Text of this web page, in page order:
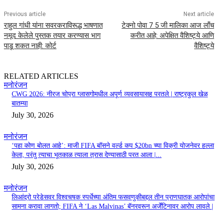
Previous article
राहुल गांधी यांना सवरकराविरूद्ध भाषणात
नमूद केलेले पुस्तक तयार करण्यास भाग
पाडू शकत नाही: कोर्ट
Next article
टेक्नो पोवा 7 5 जी मालिका आज लाँच
करीत आहे: अपेक्षित वैशिष्ट्ये आणि
वैशिष्ट्ये
RELATED ARTICLES
मनोरंजन
CWG 2026: नीरज चोप्रा ग्लासगोमधील अपूर्ण व्यवसायासह परतले | राष्ट्रकुल खेळ
बातम्या
July 30, 2026
मनोरंजन
‘पहा कोण बोलत आहे’: माजी FIFA बॉसने वर्ल्ड कप $20bn च्या विक्री योजनेवर हल्ला
केला, परंतु त्याचा भूतकाळ त्याला त्रास देण्यासाठी परत आला |...
July 30, 2026
मनोरंजन
लिआंद्रो परेडेसवर विश्वचषक स्पर्धेच्या अंतिम फसवणुकीबद्दल तीन प्राणघातक आरोपांचा
सामना करावा लागतो; FIFA ने ‘Las Malvinas’ बॅनरवरून अर्जेंटिनावर आरोप लावले |